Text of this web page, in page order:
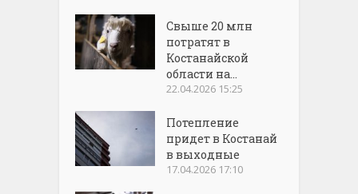
Свыше 20 млн
потратят в
Костанайской
области на...
22.04.2026 15:25
Потепление
придет в Костанай
в выходные
17.04.2026 17:10